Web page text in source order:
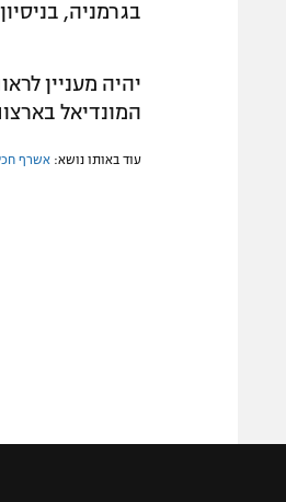
בגרמניה,
יהיה מעניין
המונדיאל
עוד באותו נושא: אשרף